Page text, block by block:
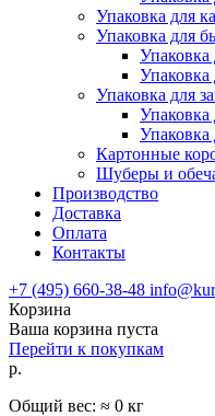
Упаковка для
Упаковка для
Упаковка
Упаковка
Упаковка для
Картонные
Шуберы и
Производство
Доставка
Оплата
Контакты
+7 (495) 660-38-48
Корзина
Ваша корзина пуста
Перейти к покупкам
р.
Общий вес: ≈ 0 кг